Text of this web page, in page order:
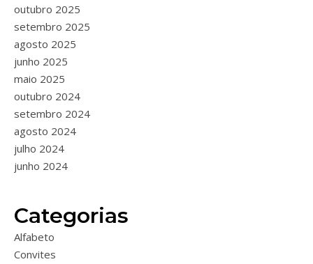
outubro 2025
setembro 2025
agosto 2025
junho 2025
maio 2025
outubro 2024
setembro 2024
agosto 2024
julho 2024
junho 2024
Categorias
Alfabeto
Convites